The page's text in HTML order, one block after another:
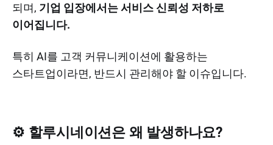
되며, 기업 입장에서는 서비스 신뢰성 저하로
이어집니다.
특히 AI를 고객 커뮤니케이션에 활용하는
스타트업이라면, 반드시 관리해야 할 이슈입니다.
⚙️ 할루시네이션은 왜 발생하나요?